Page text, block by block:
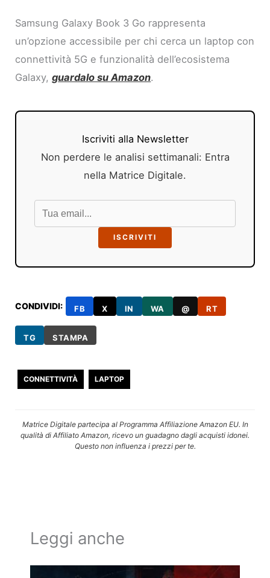
Samsung Galaxy Book 3 Go rappresenta
un’opzione accessibile per chi cerca un laptop con
connettività 5G e funzionalità dell’ecosistema
Galaxy,guardalo su Amazon.
Iscriviti alla Newsletter
Non perdere le analisi settimanali: Entra
nella Matrice Digitale.
ISCRIVITI
CONDIVIDI: FB X IN WA @ RT
TG STAMPA
CONNETTIVITÀ LAPTOP
Matrice Digitale partecipa al Programma Affiliazione Amazon EU. In
qualità di Affiliato Amazon, ricevo un guadagno dagli acquisti idonei.
Questo non influenza i prezzi per te.
Leggi anche